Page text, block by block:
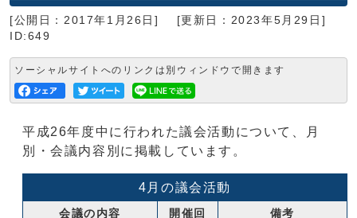
[公開日：2017年1月26日]
[更新日：2023年5月29日]
ID:649
ソーシャルサイトへのリンクは別ウィンドウで開きます
平成26年度中に行われた議会活動について、月
別・会議内容別に掲載しています。
4月の議会活動
会議の内容
開催回
備考